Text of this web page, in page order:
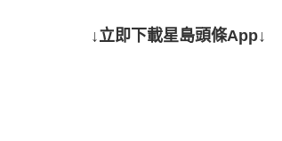
↓立即下載星島頭條App↓